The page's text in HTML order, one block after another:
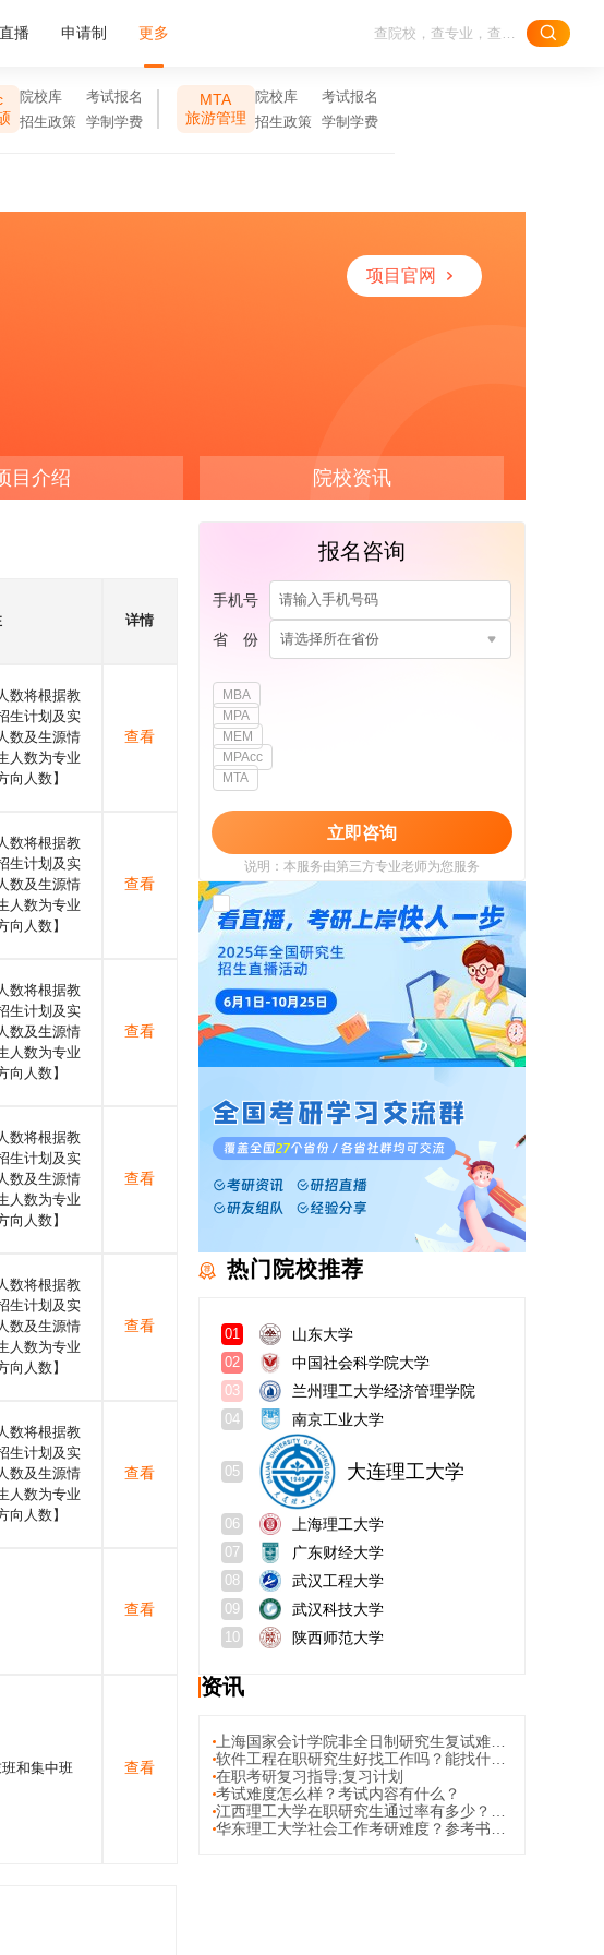
直播 申请制 更多
院校库
考试报名
招生政策
学制学费
MTA
旅游管理
院校库
考试报名
招生政策
学制学费
项目官网
目介绍 院校资讯
详情
数将根据教
生计划及实
数及生源情
人数为专业
向人数】
查看
数将根据教
生计划及实
数及生源情
人数为专业
向人数】
查看
数将根据教
生计划及实
数及生源情
人数为专业
向人数】
查看
数将根据教
生计划及实
数及生源情
人数为专业
向人数】
查看
数将根据教
生计划及实
数及生源情
人数为专业
向人数】
查看
数将根据教
生计划及实
数及生源情
人数为专业
向人数】
查看
查看
和集中班 查看
报名咨询
手机号
省 份 请选择所在省份
MBA
MPA
MEM
MPAcc
MTA
立即咨询
说明：本服务由第三方专业老师为您服务
我已阅读并同意 《用户政策》
《用户服务
使用协议》
热门院校推荐
01 山东大学
02 中国社会科学院大学
03 兰州理工大学经济管理学院
04 南京工业大学
05 大连理工大学
06 上海理工大学
07 广东财经大学
08 武汉工程大学
09 武汉科技大学
10 陕西师范大学
资讯
在职考研复习指导;复习计划
考试难度怎么样？考试内容有什么？